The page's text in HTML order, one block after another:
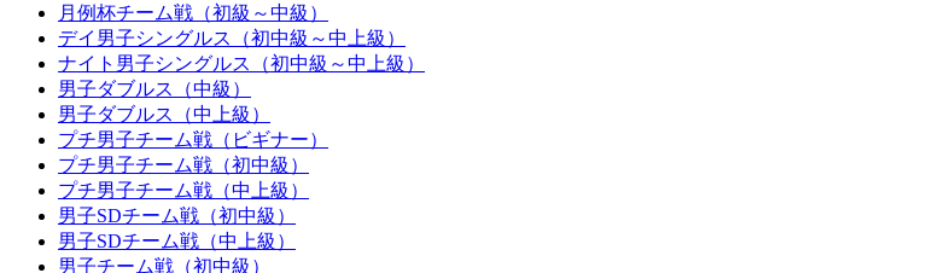
月例杯チーム戦（初級～中級）
デイ男子シングルス（初中級～中上級）
ナイト男子シングルス（初中級～中上級）
男子ダブルス（中級）
男子ダブルス（中上級）
プチ男子チーム戦（ビギナー）
プチ男子チーム戦（初中級）
プチ男子チーム戦（中上級）
男子SDチーム戦（初中級）
男子SDチーム戦（中上級）
男子チーム戦（初中級）